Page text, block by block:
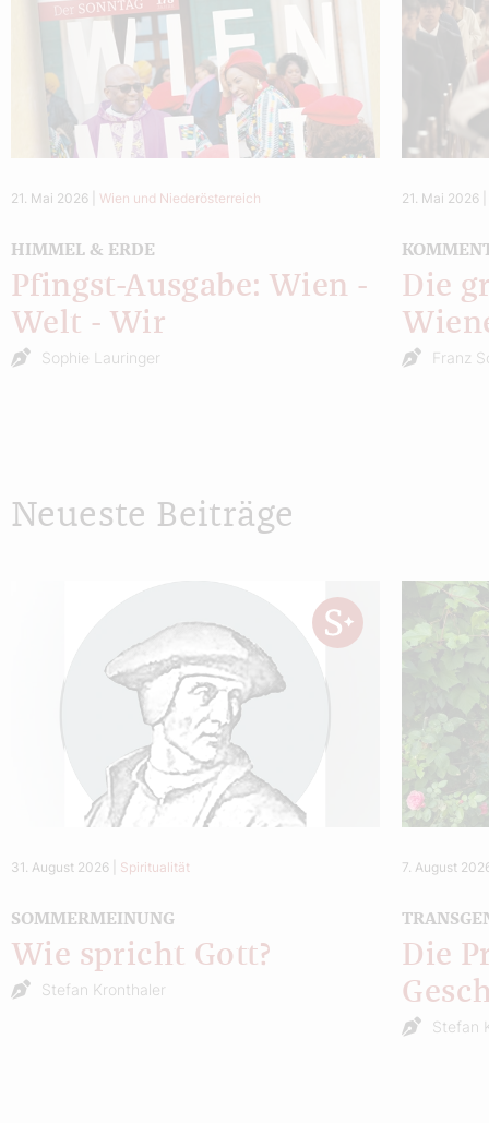
21. Mai 2026 Wien und Niederösterreich
HIMMEL & ERDE
Pfingst-Ausgabe: Wien -
Welt - Wir
Sophie Lauringer
21. Mai 2026
Die
Franz
Neueste Beiträge
31. August 2026 Spiritualität
SOMMERMEINUNG
Wie spricht Gott?
Stefan Kronthaler
7. August
Die
Stefan